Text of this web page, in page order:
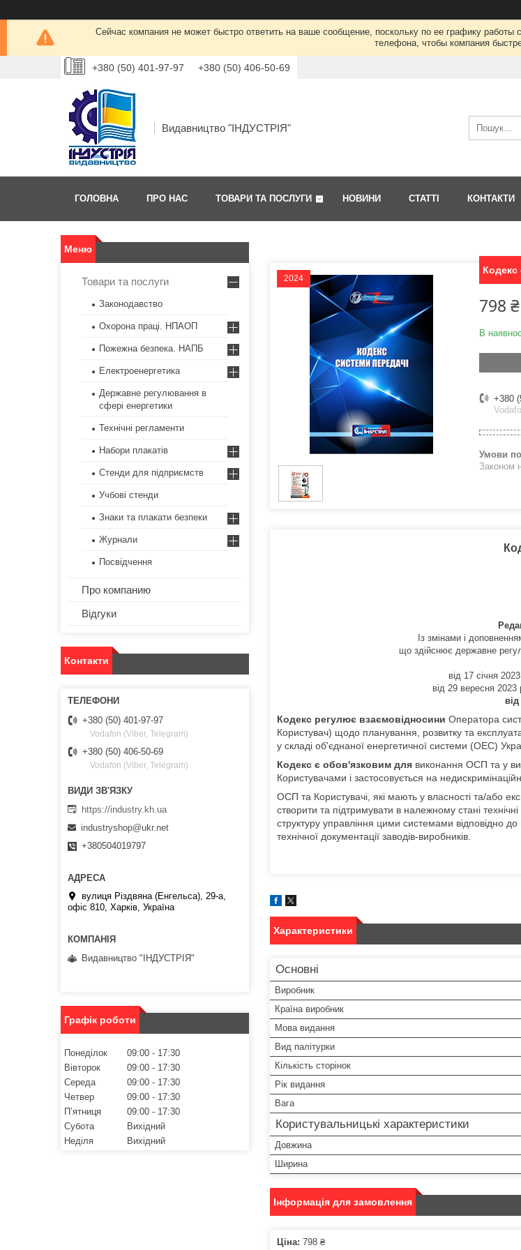
Сейчас компания не может быстро ответить на ваше сообщение, поскольку по ее графику
телефона, чтобы компания
+380 (50) 401-97-97 +380 (50) 406-50-69
Видавництво "ІНДУСТРІЯ"
ГОЛОВНА ПРО НАС ТОВАРИ ТА ПОСЛУГИ НОВИНИ СТАТТІ КОНТАКТИ
2024
Кодекс
798 ₴
В
+380
Законом
Із змінами і
що здійснює державне
від 17 січня
від 29 вересня
Кодекс регулює взаємовідносини Оператора
Користувач) щодо планування, розвитку та
у складі об'єднаної енергетичної системи (ОЕС)
Кодекс є обов'язковим для виконання ОСП та у
Користувачами і застосовується на
ОСП та Користувачі, які мають у власності та/або
створити та підтримувати в належному стані
структуру управління цими системами відповідно
технічної документації заводів-виробників.
Характеристики
Основні
Виробник
Країна виробник
Мова видання
Вид палітурки
Кількість сторінок
Рік видання
Вага
Користувальницькі характеристики
Довжина
Ширина
Інформація для замовлення
Ціна: 798 ₴
Товари та послуги
Законодавство
Охорона праці. НПАОП
Пожежна безпека. НАПБ
Електроенергетика
Державне регулювання в
сфері енергетики
Технічні регламенти
Набори плакатів
Стенди для підприємств
Учбові стенди
Знаки та плакати безпеки
Журнали
Посвідчення
Про компанию
Відгуки
Контакти
+380 (50) 401-97-97
Vodafon (Viber, Telegram)
+380 (50) 406-50-69
Vodafon (Viber, Telegram)
https://industry.kh.ua
industryshop@ukr.net
+380504019797
вулиця Різдвяна (Енгельса), 29-а,
офіс 810, Харків, Україна
Видавництво "ІНДУСТРІЯ"
Графік роботи
Понеділок 09:00
17:30
Вівторок
09:00
17:30
Середа
09:00
17:30
Четвер
09:00
17:30
Пʼятниця
09:00
17:30
Субота
Вихідний
Неділя
Вихідний